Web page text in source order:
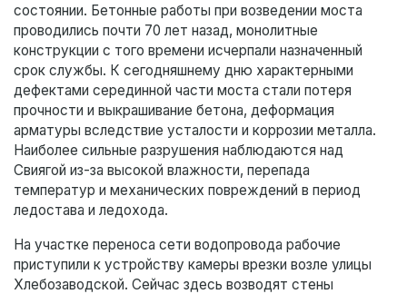
состоянии. Бетонные работы при возведении моста
проводились почти 70 лет назад, монолитные
конструкции с того времени исчерпали назначенный
срок службы. К сегодняшнему дню характерными
дефектами серединной части моста стали потеря
прочности и выкрашивание бетона, деформация
арматуры вследствие усталости и коррозии металла.
Наиболее сильные разрушения наблюдаются над
Свиягой из-за высокой влажности, перепада
температур и механических повреждений в период
ледостава и ледохода.
На участке переноса сети водопровода рабочие
приступили к устройству камеры врезки возле улицы
Хлебозаводской. Сейчас здесь возводят стены